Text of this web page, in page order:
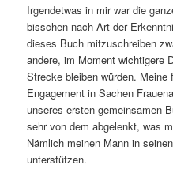
Irgendetwas in mir war die
bisschen nach Art der
dieses Buch mitzuschreiben
andere, im Moment wichtigere
Strecke bleiben würden.
Engagement in Sachen
unseres ersten gemeinsamen
sehr von dem abgelenkt, was
Nämlich meinen Mann in
unterstützen.